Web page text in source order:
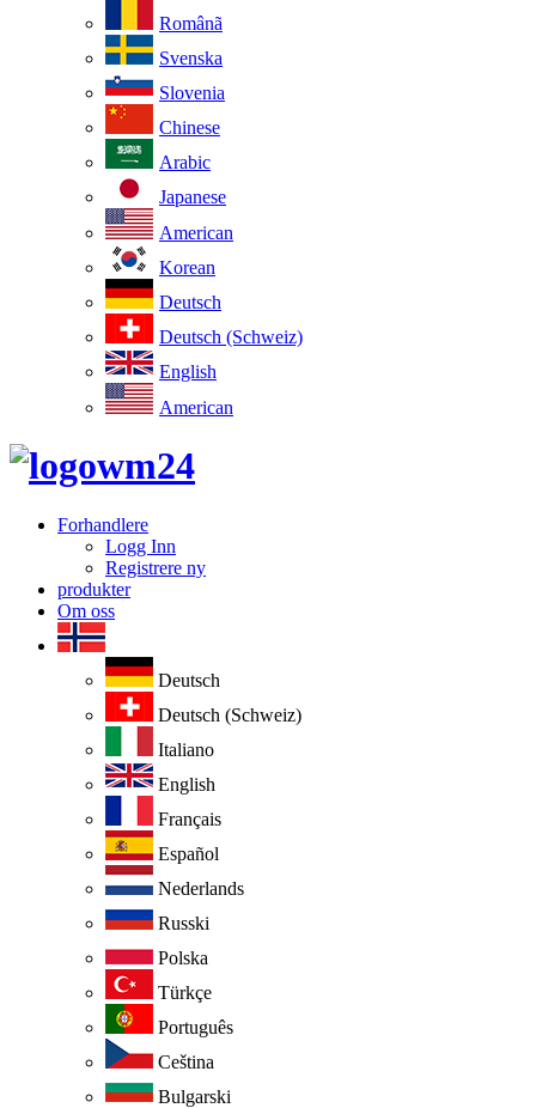
Românã
Svenska
Slovenia
Chinese
Arabic
Japanese
American
Korean
Deutsch
Deutsch (Schweiz)
English
American
Forhandlere
Logg Inn
Registrere ny
produkter
Om oss
Deutsch
Deutsch (Schweiz)
Italiano
English
Français
Español
Nederlands
Russki
Polska
Türkçe
Português
Ceština
Bulgarski